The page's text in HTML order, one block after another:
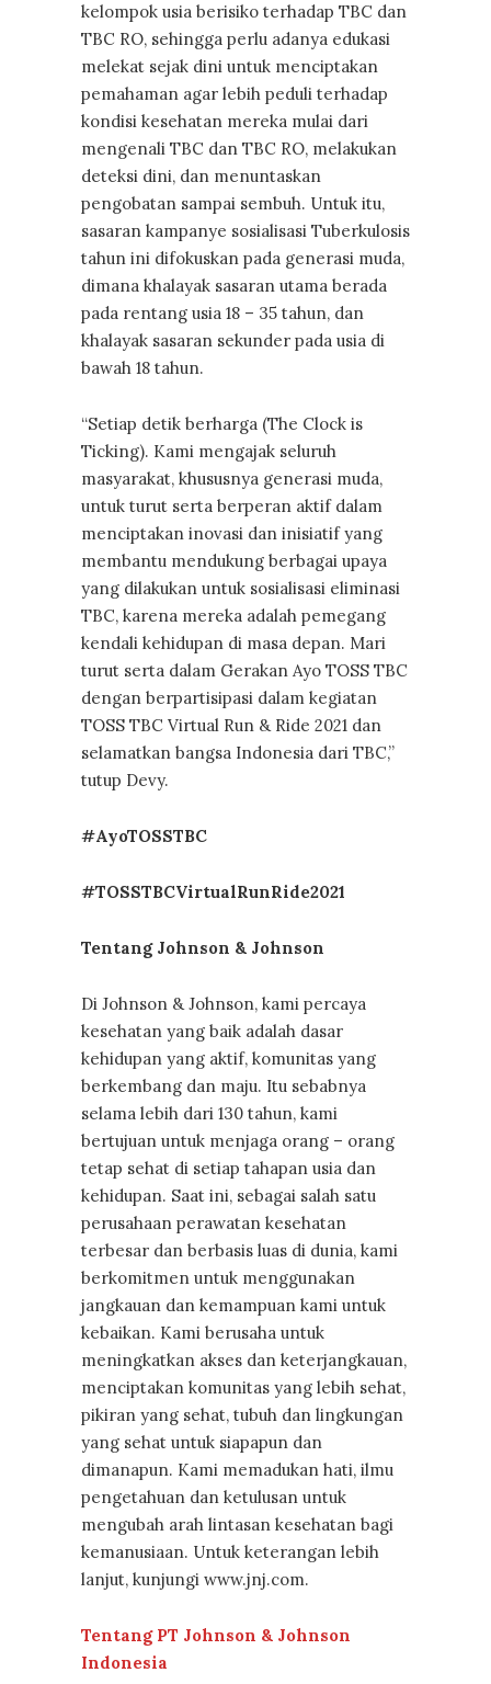
kelompok usia berisiko terhadap TBC dan
TBC RO, sehingga perlu adanya edukasi
melekat sejak dini untuk menciptakan
pemahaman agar lebih peduli terhadap
kondisi kesehatan mereka mulai dari
mengenali TBC dan TBC RO, melakukan
deteksi dini, dan menuntaskan
pengobatan sampai sembuh. Untuk itu,
sasaran kampanye sosialisasi Tuberkulosis
tahun ini difokuskan pada generasi muda,
dimana khalayak sasaran utama berada
pada rentang usia 18 – 35 tahun, dan
khalayak sasaran sekunder pada usia di
bawah 18 tahun.
“Setiap detik berharga (The Clock is
Ticking). Kami mengajak seluruh
masyarakat, khususnya generasi muda,
untuk turut serta berperan aktif dalam
menciptakan inovasi dan inisiatif yang
membantu mendukung berbagai upaya
yang dilakukan untuk sosialisasi eliminasi
TBC, karena mereka adalah pemegang
kendali kehidupan di masa depan. Mari
turut serta dalam Gerakan Ayo TOSS TBC
dengan berpartisipasi dalam kegiatan
TOSS TBC Virtual Run & Ride 2021 dan
selamatkan bangsa Indonesia dari TBC,”
tutup Devy.
#AyoTOSSTBC
#TOSSTBCVirtualRunRide2021
Tentang Johnson & Johnson
Di Johnson & Johnson, kami percaya
kesehatan yang baik adalah dasar
kehidupan yang aktif, komunitas yang
berkembang dan maju. Itu sebabnya
selama lebih dari 130 tahun, kami
bertujuan untuk menjaga orang – orang
tetap sehat di setiap tahapan usia dan
kehidupan. Saat ini, sebagai salah satu
perusahaan perawatan kesehatan
terbesar dan berbasis luas di dunia, kami
berkomitmen untuk menggunakan
jangkauan dan kemampuan kami untuk
kebaikan. Kami berusaha untuk
meningkatkan akses dan keterjangkauan,
menciptakan komunitas yang lebih sehat,
pikiran yang sehat, tubuh dan lingkungan
yang sehat untuk siapapun dan
dimanapun. Kami memadukan hati, ilmu
pengetahuan dan ketulusan untuk
mengubah arah lintasan kesehatan bagi
kemanusiaan. Untuk keterangan lebih
lanjut, kunjungi www.jnj.com.
Tentang PT Johnson & Johnson
Indonesia